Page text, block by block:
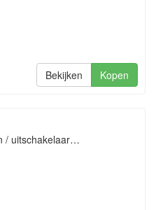
Bekijken Kopen
/ uitschakelaar…